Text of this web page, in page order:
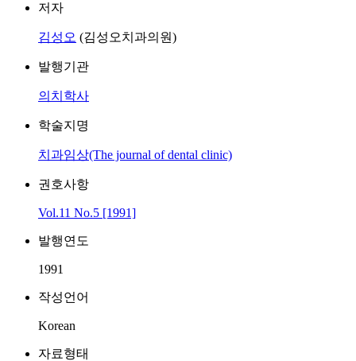
저자
김성오 (김성오치과의원)
발행기관
의치학사
학술지명
치과임상(The journal of dental clinic)
권호사항
Vol.11 No.5 [1991]
발행연도
1991
작성언어
Korean
자료형태